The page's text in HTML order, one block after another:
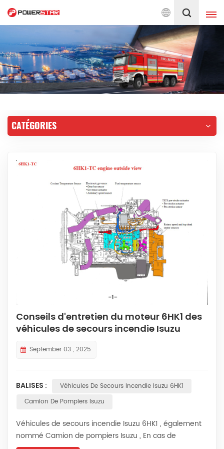
depuis 1990 Français
English français
Deutsch русский
한국의
Melayu ไทย
Tiếng Việt Indonesia
中文 қазақ
Filipino မြန်မာ
CATÉGORIES
Conseils d'entretien du moteur 6HK1 des
véhicules de secours incendie Isuzu
September 03 , 2025
BALISES :
Véhicules De Secours Incendie Isuzu 6HK1
Camion De Pompiers Isuzu
Véhicules de secours incendie Isuzu 6HK1 , également
nommé Camion de pompiers Isuzu , En cas de